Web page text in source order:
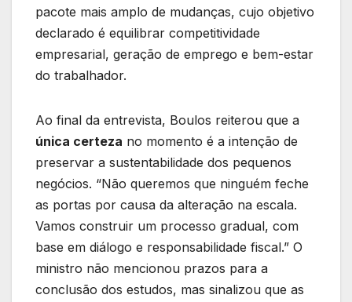
pacote mais amplo de mudanças, cujo objetivo
declarado é equilibrar competitividade
empresarial, geração de emprego e bem-estar
do trabalhador.
Ao final da entrevista, Boulos reiterou que a
única certeza no momento é a intenção de
preservar a sustentabilidade dos pequenos
negócios. “Não queremos que ninguém feche
as portas por causa da alteração na escala.
Vamos construir um processo gradual, com
base em diálogo e responsabilidade fiscal.” O
ministro não mencionou prazos para a
conclusão dos estudos, mas sinalizou que as